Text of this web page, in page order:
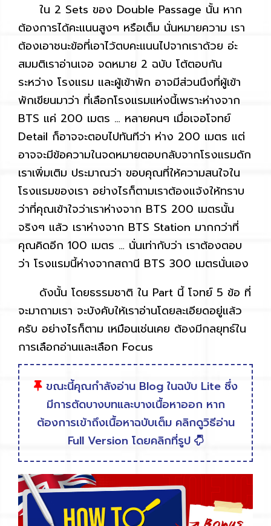
ใน 2 Sets ของ Double Passage นั้น หาก
ต้องการได้คะแนนสูงๆ หรือเต็ม นั่นหมายความ เรา
ต้องเอาชนะข้อที่เอาไว้ตบคะแนนไปจากเราด้วย อ่ะ
สมมติเราอ่านเจอ จดหมาย 2 ฉบับ โต้ตอบกัน
ระหว่าง โรงแรม และผู้เข้าพัก อาจมีส่วนนึงที่ผู้เข้า
พักเขียนมาว่า ที่เลือกโรงแรมแห่งนี้เพราะห่างจาก
BTS แค่ 200 เมตร … หลายคนๆ เมื่อเจอโจทย์
Detail ก็อาจจะตอบไปทันทีว่า ห่าง 200 เมตร แต่
อาจจะมีข้อความในจดหมายตอบกลับจากโรงแรมดัก
เราเพิ่มเติม ประมาณว่า ขอบคุณที่ให้ความสนใจใน
โรงแรมของเรา อย่างไรก็ตามเราต้องแจ้งให้ทราบ
ว่าที่คุณเข้าใจว่าเราห่างจาก BTS 200 เมตรนั้น
จริงๆ แล้ว เราห่างจาก BTS Station มากกว่าที่
คุณคิดอีก 100 เมตร … นั่นเท่ากับว่า เราต้องตอบ
ว่า โรงแรมนี้ห่างจากสถานี BTS 300 เมตรนั่นเอง
ดังนั้น โดยธรรมชาติ ใน Part นี้ โจทย์ 5 ข้อ ที่
จะมาถามเรา จะบังคับให้เราอ่านโดยละเอียดอยู่แล้ว
ครับ อย่างไรก็ตาม เหมือนเช่นเคย ต้องมีกลยุทธ์ใน
การเลือกอ่านและเลือก Focus
ขณะนี้คุณกำลังอ่าน Blog ในฉบับ Lite ซึ่ง
มีการตัดบางบทและบางเนื้อหาออก หาก
ต้องการเข้าถึงเนื้อหาฉบับเต็ม คลิกดูวิธีอ่าน
Full Version โดยคลิกที่รูป